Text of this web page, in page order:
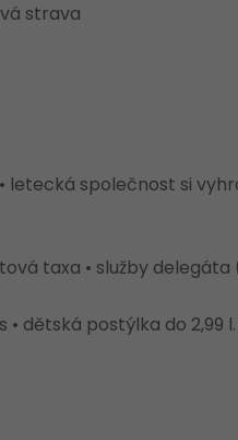
strava
společnost si
taxa • služby delegáta
postýlka do 2,99 l.